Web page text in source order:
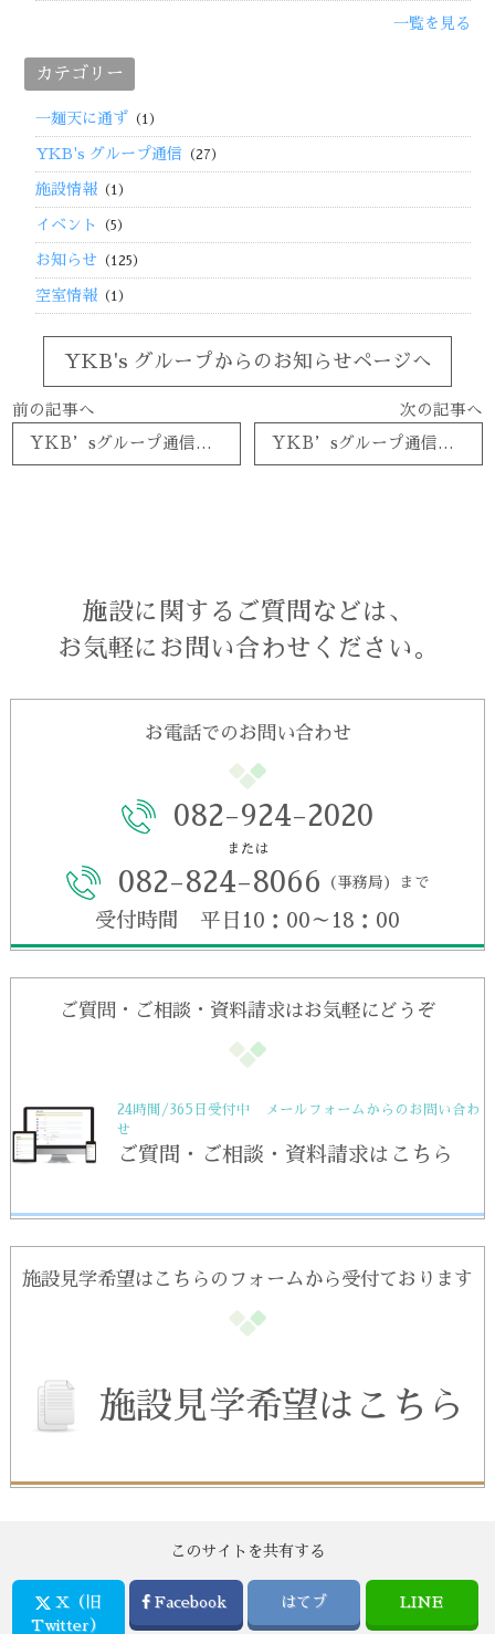
一覧を見る
カテゴリー
一麺天に通ず （1）
YKB's グループ通信（27）
施設情報（1）
イベント （5）
お知らせ （125）
空室情報（1）
YKB's グループからのお知らせページへ
前の記事へ
YKB’sグループ通信 2020年秋号
次の記事へ
YKB’sグループ通信 2021年春号
施設に関するご質問などは、
お気軽にお問い合わせください。
お電話でのお問い合わせ
082-924-2020
または
082-824-8066 （事務局）まで
受付時間 平日10：00～18：00
ご質問・ご相談・資料請求はお気軽にどうぞ
24時間/365日受付中 メールフォームからのお問い合わ
せ
ご質問・ご相談・資料請求はこちら
施設見学希望はこちらのフォームから受付ております
施設見学希望はこちら
このサイトを共有する
X（旧
Twitter）
Facebook はてブ LINE